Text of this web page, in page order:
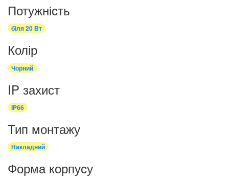
Потужність
біля 20 Вт
Колір
Чорний
IP захист
IP66
Тип монтажу
Накладний
Форма корпусу